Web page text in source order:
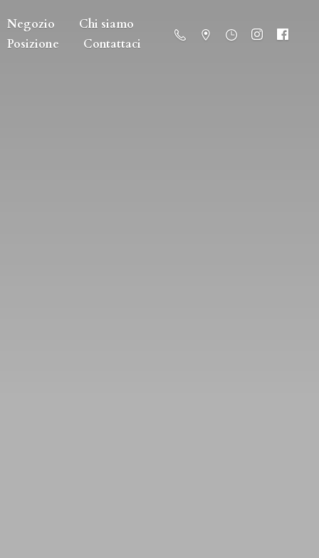
Negozio
Chi siamo
Posizione
Contattaci